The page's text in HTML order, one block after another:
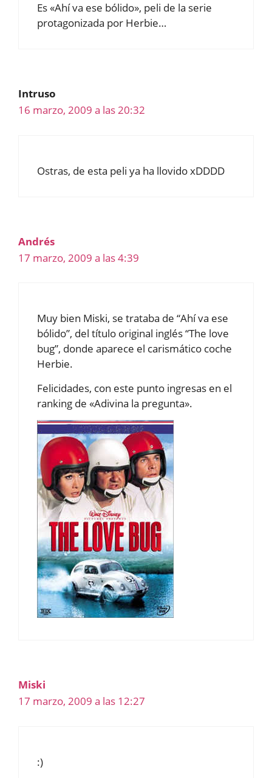
Es «Ahí va ese bólido», peli de la serie
protagonizada por Herbie…
Intruso
16 marzo, 2009 a las 20:32
Ostras, de esta peli ya ha llovido xDDDD
Andrés
17 marzo, 2009 a las 4:39
Muy bien Miski, se trataba de “Ahí va ese
bólido”, del título original inglés “The love
bug”, donde aparece el carismático coche
Herbie.
Felicidades, con este punto ingresas en el
ranking de «Adivina la pregunta».
Miski
17 marzo, 2009 a las 12:27
:)